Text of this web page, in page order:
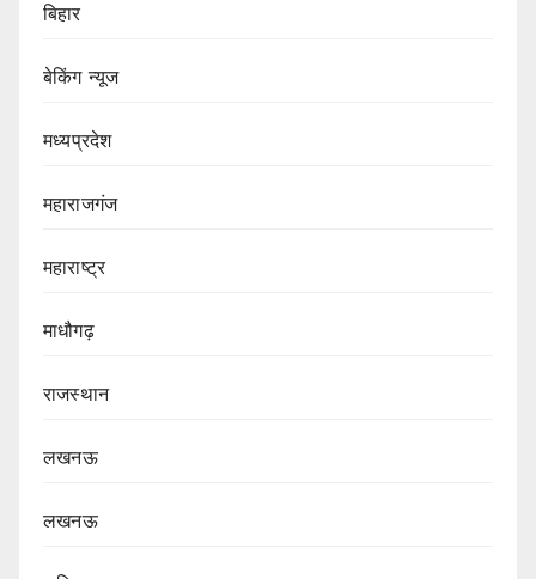
बिहार
बेकिंग न्यूज
मध्यप्रदेश
महाराजगंज
महाराष्ट्र
माधौगढ़
राजस्थान
लखनऊ
लखनऊ